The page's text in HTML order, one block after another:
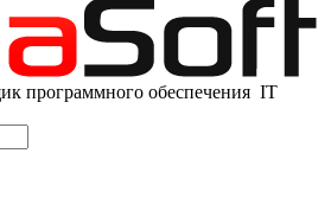
программного обеспечения IT